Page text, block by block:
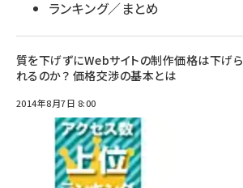
ランキング／まとめ
質を下げずにWebサイトの制作価格は下げら
れるのか？ 価格交渉の基本とは
2014年8月7日 8:00